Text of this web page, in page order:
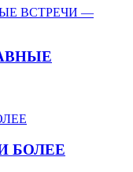
БОЛЕЕ